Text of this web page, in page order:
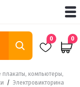
0 0
компьютеры,
/ Электровикторина